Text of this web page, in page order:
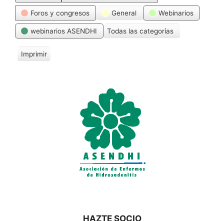
Foros y congresos General Webinarios
webinarios ASENDHI Todas las categorías
Imprimir
V
HAZTE SOCIO